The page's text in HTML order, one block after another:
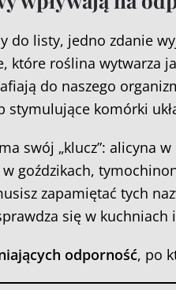
do listy, jedno zdanie
które roślina wytwarza
do naszego
stymulujące komórki
swój „klucz”: alicyna
goździkach,
zapamiętać tych
się w kuchniach
odporność, po